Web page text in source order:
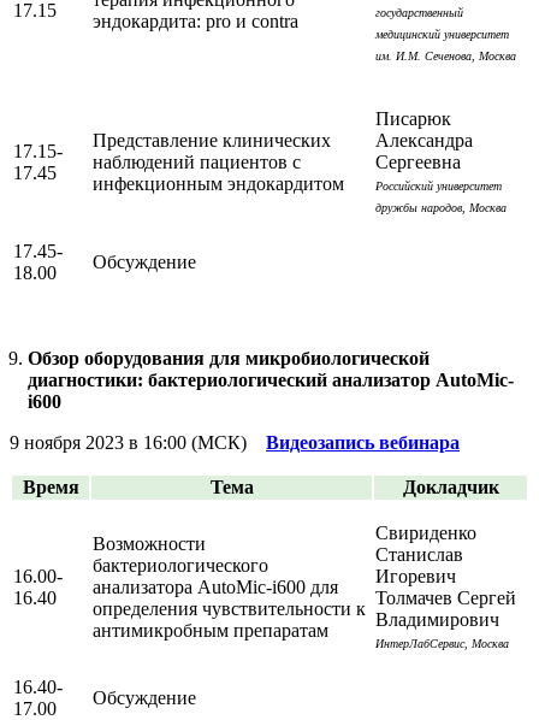
17.15
эндокардита: pro и contra
государственный
медицинский университет
им. И.М. Сеченова, Москва
17.15-
17.45
Представление клинических
наблюдений пациентов с
инфекционным эндокардитом
Писарюк
Александра
Сергеевна
Российский университет
дружбы народов, Москва
17.45-
18.00
Обсуждение
Обзор оборудования для микробиологической
диагностики: бактериологический анализатор AutoMic-
i600
9 ноября 2023 в 16:00 (МСК) Видеозапись вебинара
Время Тема Докладчик
16.00-
16.40
Возможности
бактериологического
анализатора AutoMic-i600 для
определения чувствительности к
антимикробным препаратам
Свириденко
Станислав
Игоревич
Толмачев Сергей
Владимирович
ИнтерЛабСервис, Москва
16.40-
17.00
Обсуждение